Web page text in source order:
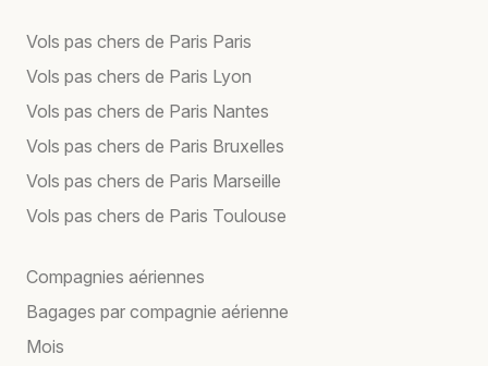
Vols pas chers de Paris Paris
Vols pas chers de Paris Lyon
Vols pas chers de Paris Nantes
Vols pas chers de Paris Bruxelles
Vols pas chers de Paris Marseille
Vols pas chers de Paris Toulouse
Compagnies aériennes
Bagages par compagnie aérienne
Mois